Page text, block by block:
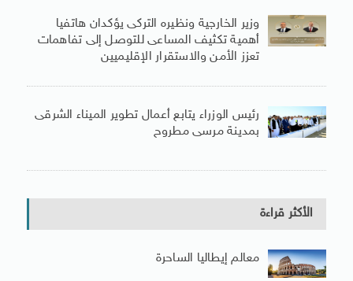
وزير الخارجية ونظيره التركى يؤكدان هاتفيا
أهمية تكثيف المساعى للتوصل إلى تفاهمات
تعزز الأمن والاستقرار الإقليميين
رئيس الوزراء يتابع أعمال تطوير الميناء الشرقى
بمدينة مرسى مطروح
الأكثر قراءة
معالم إيطاليا الساحرة